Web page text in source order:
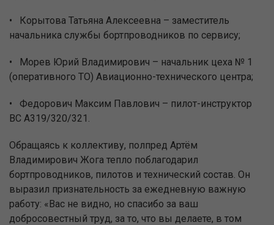
• Корытова Татьяна Алексеевна – заместитель
начальника службы бортпроводников по сервису;
• Морев Юрий Владимирович – начальник цеха № 1
(оперативного ТО) Авиационно-технического центра;
• Федорович Максим Павлович – пилот-инструктор
ВС А319/320/321.
Обращаясь к коллективу, полпред Артём
Владимирович Жога тепло поблагодарил
бортпроводников, пилотов и технический состав. Он
выразил признательность за ежедневную важную
работу: «Вас не видно, но спасибо за ваш
добросовестный труд, за то, что вы делаете, в том